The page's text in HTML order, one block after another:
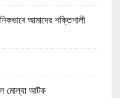
আমাদের শক্তিশালী
মোল্যা আটক